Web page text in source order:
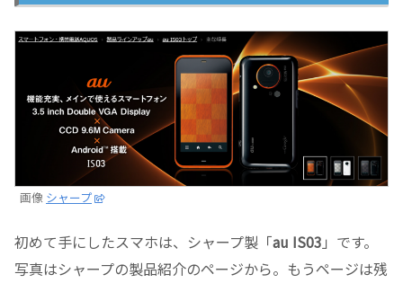
画像 シャープ
初めて手にしたスマホは、シャープ製「au IS03 」です。
写真はシャープの製品紹介のページから。もうページは残